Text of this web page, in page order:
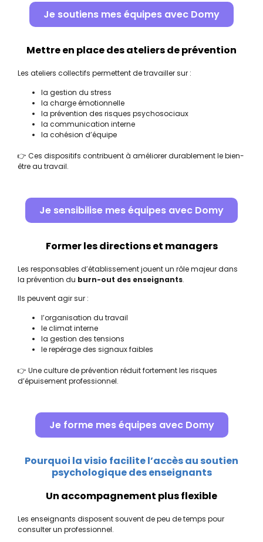
Je soutiens mes équipes avec Domy
Mettre en place des ateliers de prévention
Les ateliers collectifs permettent de travailler sur :
la gestion du stress
la charge émotionnelle
la prévention des risques psychosociaux
la communication interne
la cohésion d’équipe
👉 Ces dispositifs contribuent à améliorer durablement le bien-
être au travail.
Je sensibilise mes équipes avec Domy
Former les directions et managers
Les responsables d’établissement jouent un rôle majeur dans
la prévention du burn-out des enseignants.
Ils peuvent agir sur :
l’organisation du travail
le climat interne
la gestion des tensions
le repérage des signaux faibles
👉 Une culture de prévention réduit fortement les risques
d’épuisement professionnel.
Je forme mes équipes avec Domy
Pourquoi la visio facilite l’accès au soutien
psychologique des enseignants
Un accompagnement plus flexible
Les enseignants disposent souvent de peu de temps pour
consulter un professionnel.